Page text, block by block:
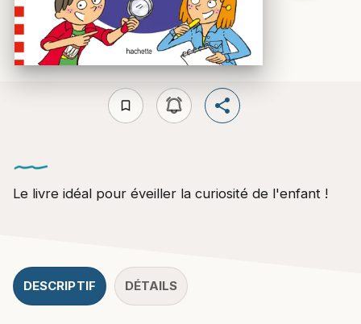
bookmark_border
Le livre idéal pour éveiller la curiosité de l'enfant !
DESCRIPTIF DÉTAILS